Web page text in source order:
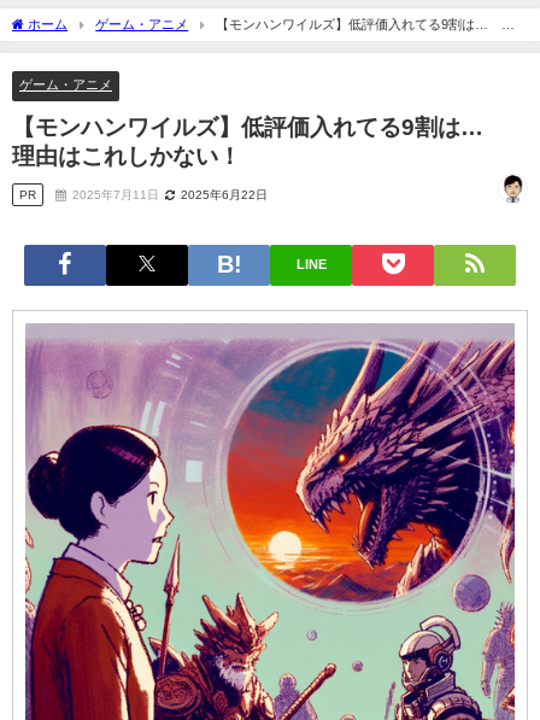
の魅力とは？
ホーム ゲーム・アニメ
【モンハンワイルズ】低評価入れてる9割は… 理
由はこれしかない！
ゲーム・アニメ
【モンハンワイルズ】低評価入れてる9割は…
理由はこれしかない！
PR 2025年7月11日 2025年6月22日
LINE